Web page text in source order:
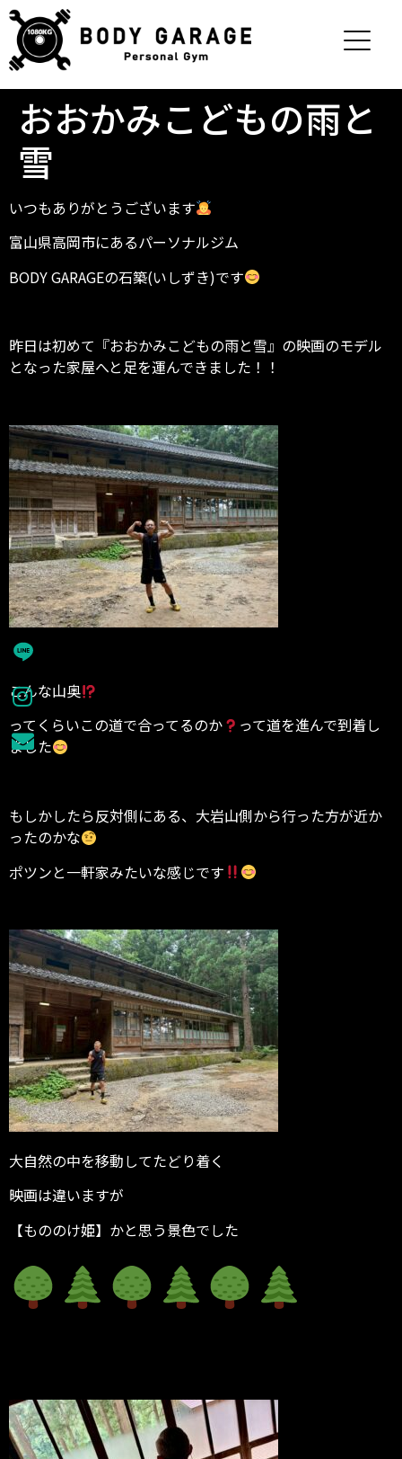
おおかみこどもの雨と
雪
いつもありがとうございます
富山県高岡市にあるパーソナルジム
BODY GARAGEの石築(いしずき)です
昨日は初めて『おおかみこどもの雨と雪』の映画のモデル
となった家屋へと足を運んできました！！
こんな山奥
ってくらいこの道で合ってるのか
って道を進んで到着し
ました
もしかしたら反対側にある、大岩山側から行った方が近か
ったのかな
ポツンと一軒家みたいな感じです
大自然の中を移動してたどり着く
映画は違いますが
【もののけ姫】かと思う景色でした